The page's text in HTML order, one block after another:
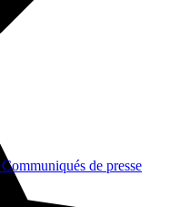
Communiqués de presse